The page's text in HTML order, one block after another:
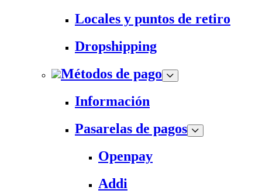
Locales y puntos de retiro
Dropshipping
Métodos de pago
Información
Pasarelas de pagos
Openpay
Addi